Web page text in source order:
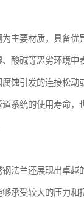
主要材质，具备优
酸碱等恶劣环境中
蚀引发的连接松动
系统的使用寿命，
法兰还展现出卓越
承受较大的压力和